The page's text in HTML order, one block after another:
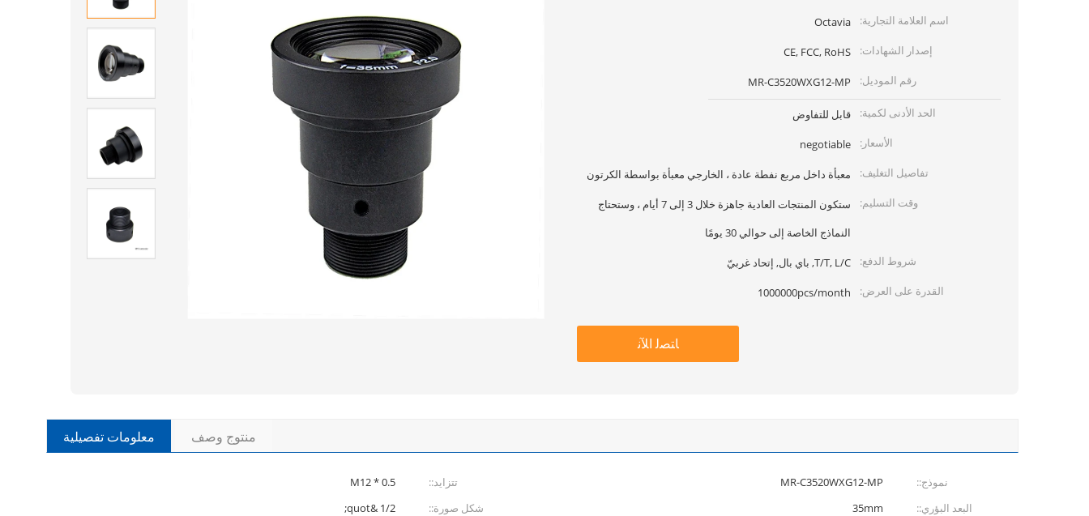
اسم العلامة التجارية:
Octavia
إصدار الشهادات:
CE, FCC, RoHS
رقم الموديل:
MR-C3520WXG12-MP
الحد الأدنى لكمية:
قابل للتفاوض
الأسعار:
negotiable
تفاصيل التغليف:
معبأة داخل مربع نفطة عادة ، الخارجي معبأة بواسطة الكرتون
وقت التسليم:
ستكون المنتجات العادية جاهزة خلال 3 إلى 7 أيام ، وستحتاج
النماذج الخاصة إلى حوالي 30 يومًا
شروط الدفع:
T/T, L/C, باي بال, إتحاد غربيّ
القدرة على العرض:
1000000pcs/month
ﺎﺘﺼﻟ ﺍﻶﻧ
معلومات تفصيلية منتوج وصف
نموذج:: MR-C3520WXG12-MP تتزايد::
M12 * 0.5
البعد البؤري::
35mm شكل صورة::
1/2 &quot;